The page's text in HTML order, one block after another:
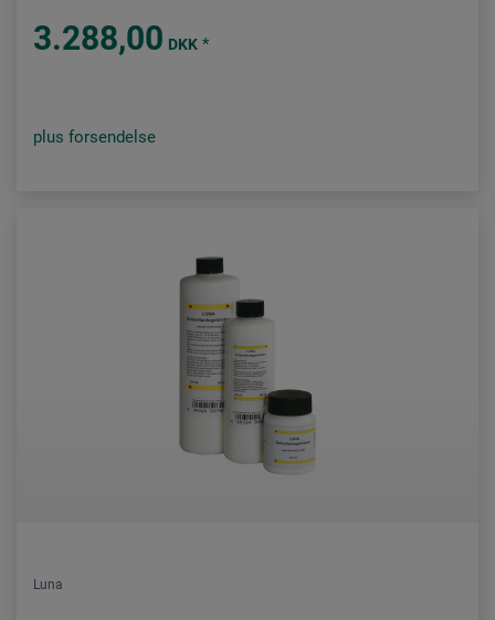
3.288,00 DKK *
plus forsendelse
Luna